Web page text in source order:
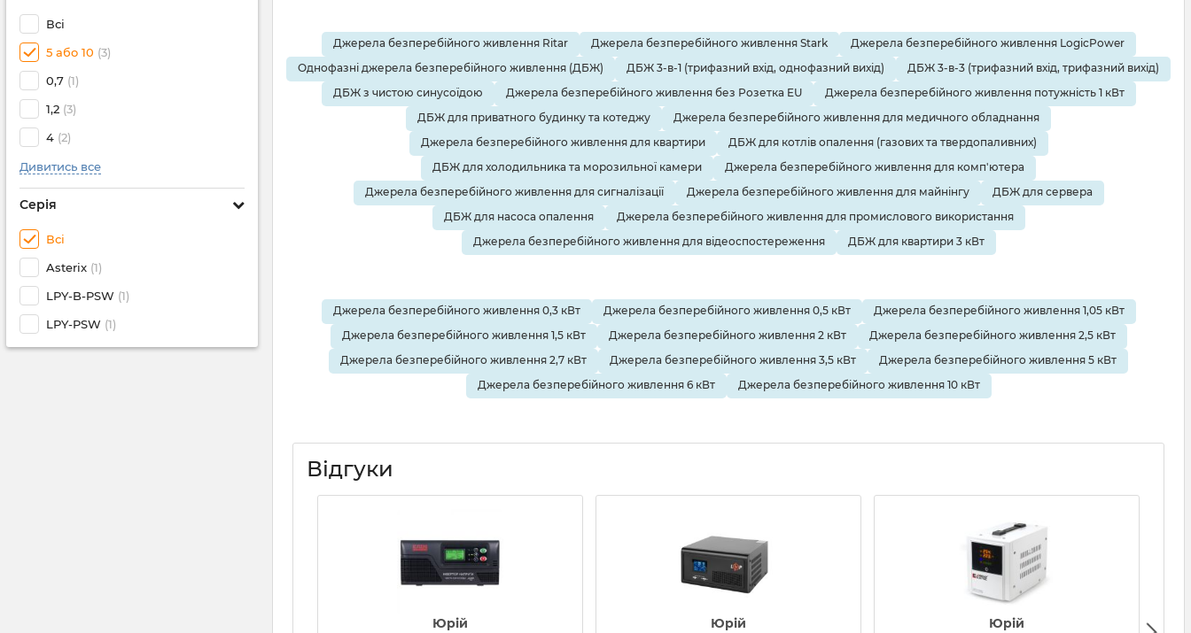
Всі
5 або 10 (3)
0,7 (1)
1,2 (3)
4 (2)
Дивитись все
Серія
Всі
Asterix (1)
LPY-B-PSW (1)
LPY-PSW (1)
Джерела безперебійного живлення Ritar Джерела безперебійного живлення Stark
Джерела безперебійного живлення LogicPower
Однофазні джерела безперебійного живлення (ДБЖ)
ДБЖ 3-в-1 (трифазний вхід, однофазний вихід)
ДБЖ 3-в-3 (трифазний вхід, трифазний вихід)
ДБЖ з чистою синусоїдою
Джерела безперебійного живлення без Розетка EU
Джерела безперебійного живлення потужність 1 кВт
ДБЖ для приватного будинку та котеджу
Джерела безперебійного живлення для медичного обладнання
Джерела безперебійного живлення для квартири
ДБЖ для котлів опалення (газових та твердопаливних)
ДБЖ для холодильника та морозильної камери
Джерела безперебійного живлення для комп'ютера
Джерела безперебійного живлення для сигналізації
Джерела безперебійного живлення для майнінгу
ДБЖ для сервера
ДБЖ для насоса опалення
Джерела безперебійного живлення для промислового використання
Джерела безперебійного живлення для відеоспостереження
ДБЖ для квартири 3 кВт
Джерела безперебійного живлення 0,3 кВт Джерела безперебійного живлення 0,5 кВт
Джерела безперебійного живлення 1,05 кВт
Джерела безперебійного живлення 1,5 кВт
Джерела безперебійного живлення 2 кВт
Джерела безперебійного живлення 2,5 кВт
Джерела безперебійного живлення 2,7 кВт
Джерела безперебійного живлення 3,5 кВт
Джерела безперебійного живлення 5 кВт
Джерела безперебійного живлення 6 кВт
Джерела безперебійного живлення 10 кВт
Відгуки
Юрій Юрій Юрій